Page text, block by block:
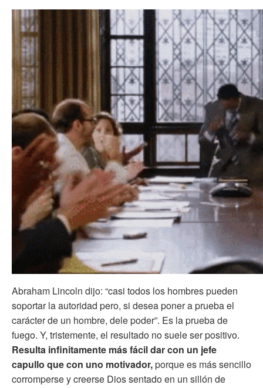
Abraham Lincoln dijo: “casi todos los hombres pueden
soportar la autoridad pero, si desea poner a prueba el
carácter de un hombre, dele poder”. Es la prueba de
fuego. Y, tristemente, el resultado no suele ser positivo.
Resulta infinitamente más fácil dar con un jefe
capullo que con uno motivador,porque es más sencillo
corromperse y creerse Dios sentado en un sillón de